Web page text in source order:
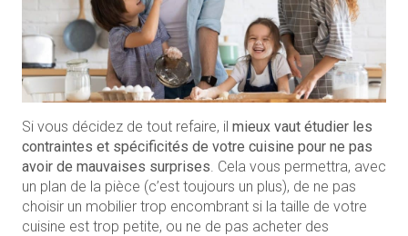
Si vous décidez de tout refaire, il mieux vaut étudier les
contraintes et spécificités de votre cuisine pour ne pas
avoir de mauvaises surprises. Cela vous permettra, avec
un plan de la pièce (c’est toujours un plus), de ne pas
choisir un mobilier trop encombrant si la taille de votre
cuisine est trop petite, ou ne de pas acheter des